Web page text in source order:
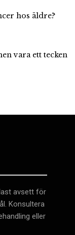
hos äldre?
vara ett tecken
avsett för
Konsultera
eller